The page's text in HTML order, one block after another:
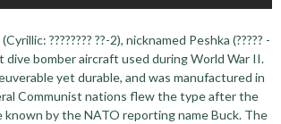
???????? ??-2), nicknamed Peshka (????? -
dive bomber aircraft used during World War II.
yet durable, and was manufactured in
Communist nations flew the type after the
known by the NATO reporting name Buck. The